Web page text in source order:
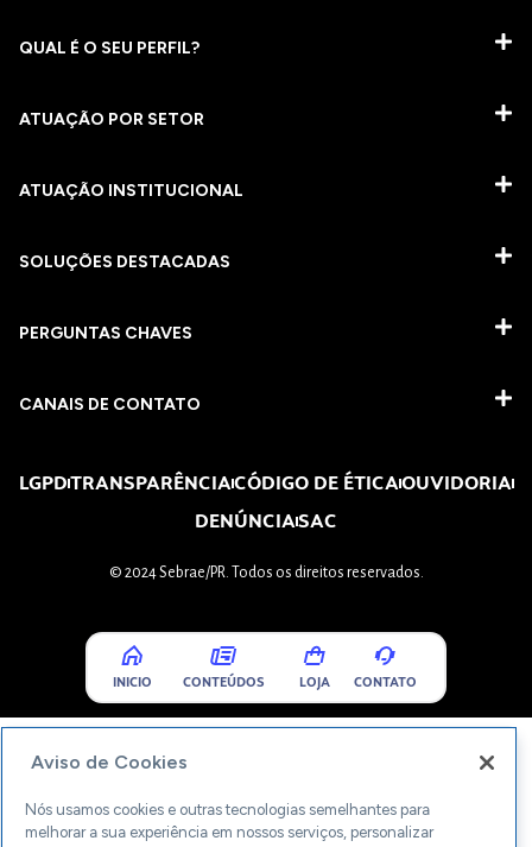
QUAL É O SEU PERFIL?
ATUAÇÃO POR SETOR
ATUAÇÃO INSTITUCIONAL
SOLUÇÕES DESTACADAS
PERGUNTAS CHAVES​
CANAIS DE CONTATO
LGPDTRANSPARÊNCIACÓDIGO DE ÉTICAOUVIDORIA
DENÚNCIASAC
© 2024 Sebrae/PR. Todos os direitos reservados.
INICIO CONTEÚDOS LOJA CONTATO
Aviso de Cookies
Nós usamos cookies e outras tecnologias semelhantes para
melhorar a sua experiência em nossos serviços, personalizar